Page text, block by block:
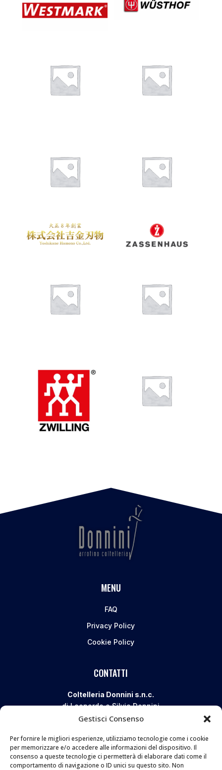
Gestisci Consenso
Per fornire le migliori esperienze, utilizziamo tecnologie come i cookie
per memorizzare e/o accedere alle informazioni del dispositivo. Il
consenso a queste tecnologie ci permetterà di elaborare dati come il
comportamento di navigazione o ID unici su questo sito. Non
MENU
FAQ
Privacy Policy
Cookie Policy
CONTATTI
Coltelleria Donnini s.n.c.
di Leonardo e Silvia Donnini
Via Giovanni Lanza, 70 – 50136 FIRENZE
Telefono e WhatsApp:055 661 438
Email: info@donninicoltelleria.it